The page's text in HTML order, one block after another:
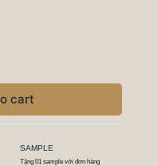
cart
SAMPLE
Tặng 01 sample với đơn hàng